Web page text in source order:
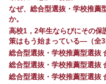
なぜ、総合型選抜・学校推薦
か。
高校1，2年生ならびにその
策はもう始まっている―（全3
総合型選抜・学校推薦型選
総合型選抜・学校推薦型選
総合型選抜・学校推薦型選